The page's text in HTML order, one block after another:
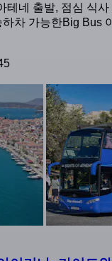
테네 출발, 점심 식사
차 가능한Big Bus